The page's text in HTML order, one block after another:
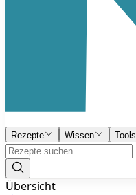
Rezepte Wissen Tools
Übersicht